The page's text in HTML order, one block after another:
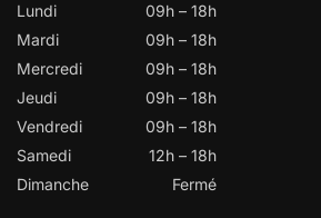
Lundi
09h – 18h
Mardi
09h – 18h
Mercredi
09h – 18h
Jeudi
09h – 18h
Vendredi
09h – 18h
Samedi
12h – 18h
Dimanche
Fermé